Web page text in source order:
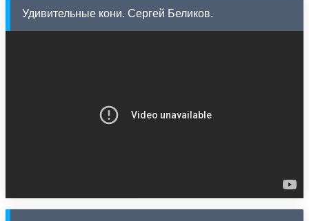
Удивительные кони. Сергей Беликов.